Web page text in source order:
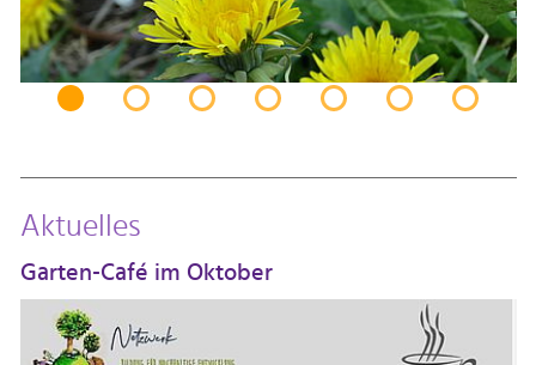
Aktuelles
Garten-Café im Oktober